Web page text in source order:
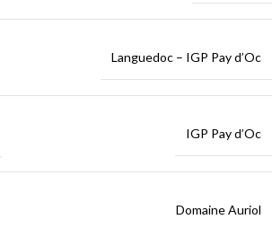
Languedoc – IGP Pay d’Oc
IGP Pay d’Oc
Domaine Auriol